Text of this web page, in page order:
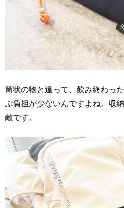
筒状の物と違って、飲み終わっ
ぶ負担が少ないんですよね。収
敵です。